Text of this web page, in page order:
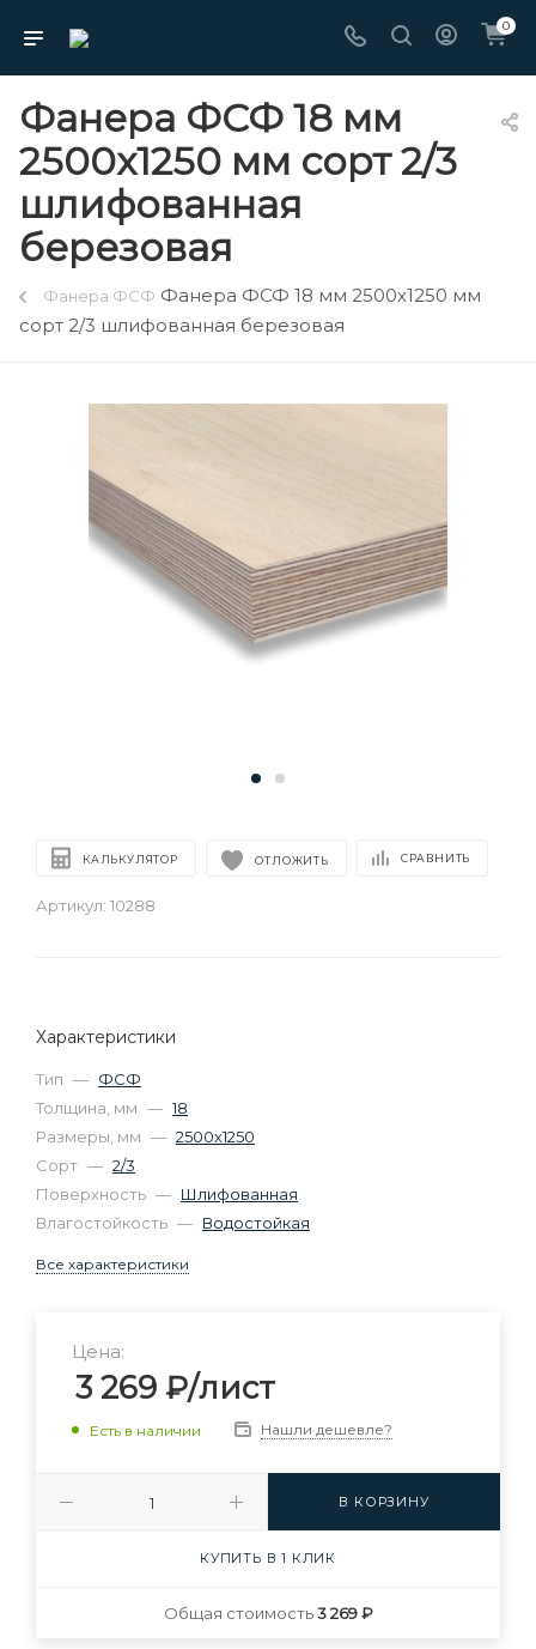
0
Фанера ФСФ 18 мм
2500х1250 мм сорт 2/3
шлифованная
березовая
Фанера ФСФ Фанера ФСФ 18 мм 2500х1250 мм
сорт 2/3 шлифованная березовая
КАЛЬКУЛЯТОР ОТЛОЖИТЬ СРАВНИТЬ
Артикул: 10288
Характеристики
Тип — ФСФ
Толщина, мм — 18
Размеры, мм — 2500х1250
Сорт — 2/3
Поверхность — Шлифованная
Влагостойкость — Водостойкая
Все характеристики
Цена:
3 269 ₽/лист
Есть в наличии Нашли дешевле?
В КОРЗИНУ
КУПИТЬ В 1 КЛИК
Общая стоимость3 269 ₽